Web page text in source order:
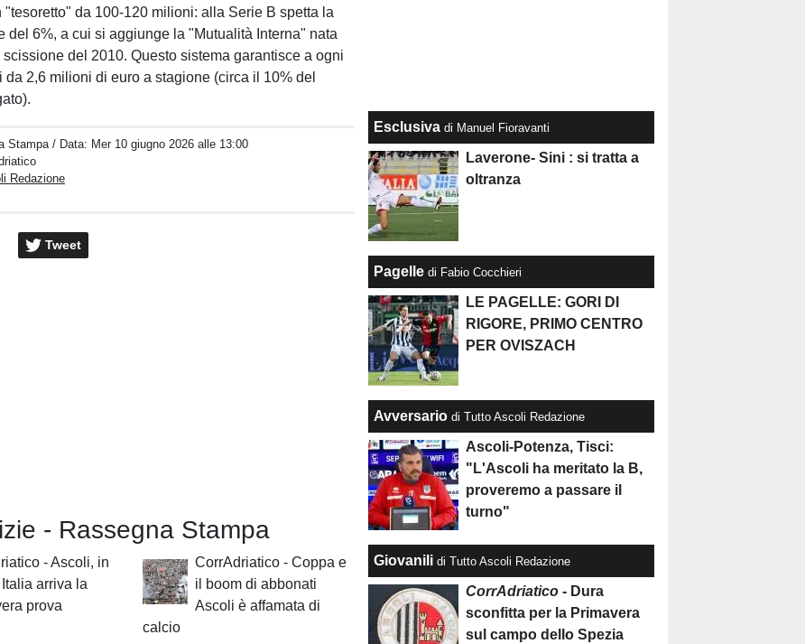
"tesoretto" da 100-120 milioni: alla Serie B spetta la
del 6%, a cui si aggiunge la "Mutualità Interna" nata
del 2010. Questo sistema garantisce a ogni
da 2,6 milioni di euro a stagione (circa il 10% del
Stampa / Data: Mer 10 giugno 2026 alle 13:00
Redazione
Tweet
- Rassegna Stampa
- Ascoli, in
arriva la
prova
CorrAdriatico - Coppa e
il boom di abbonati
Ascoli è affamata di
calcio
Esclusiva di Manuel Fioravanti
Laverone- Sini : si tratta a
oltranza
Pagelle di Fabio Cocchieri
LE PAGELLE: GORI DI
RIGORE, PRIMO CENTRO
PER OVISZACH
Avversario di Tutto Ascoli Redazione
Ascoli-Potenza, Tisci:
"L'Ascoli ha meritato la B,
proveremo a passare il
turno"
Giovanili di Tutto Ascoli Redazione
CorrAdriatico - Dura
sconfitta per la Primavera
sul campo dello Spezia